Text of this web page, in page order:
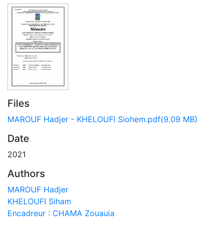
Files
MAROUF Hadjer - KHELOUFI Siohem.pdf(9.09 MB)
Date
2021
Authors
MAROUF Hadjer
KHELOUFI Siham
Encadreur : CHAMA Zouauia